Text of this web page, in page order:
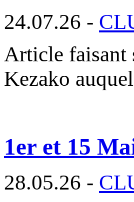
24.07.26 -
Article faisant
Kezako
1er et 15
28.05.26 -